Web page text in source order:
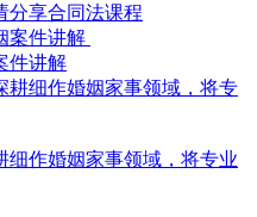
分享合同法课程
件讲解
细作婚姻家事领域，将专业